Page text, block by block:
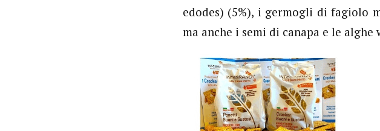
edodes) (5%), i germogli di fagiolo
ma anche i semi di canapa e le alghe